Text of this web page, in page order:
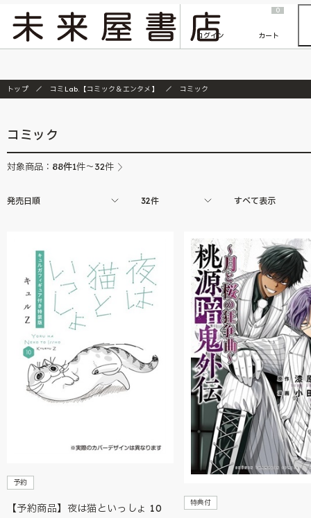
『ONE PIECE magazine 021 ONE PIECEカード付き同梱版』発売延期のご案内
ログイン
0
カート
トップ コミLab.【コミック＆エンタメ】 コミック
コミック
対象商品： 88件1件～32件
発売日順 32件 すべて表示
予約
【予約商品】夜は猫といっしょ 10
特典付